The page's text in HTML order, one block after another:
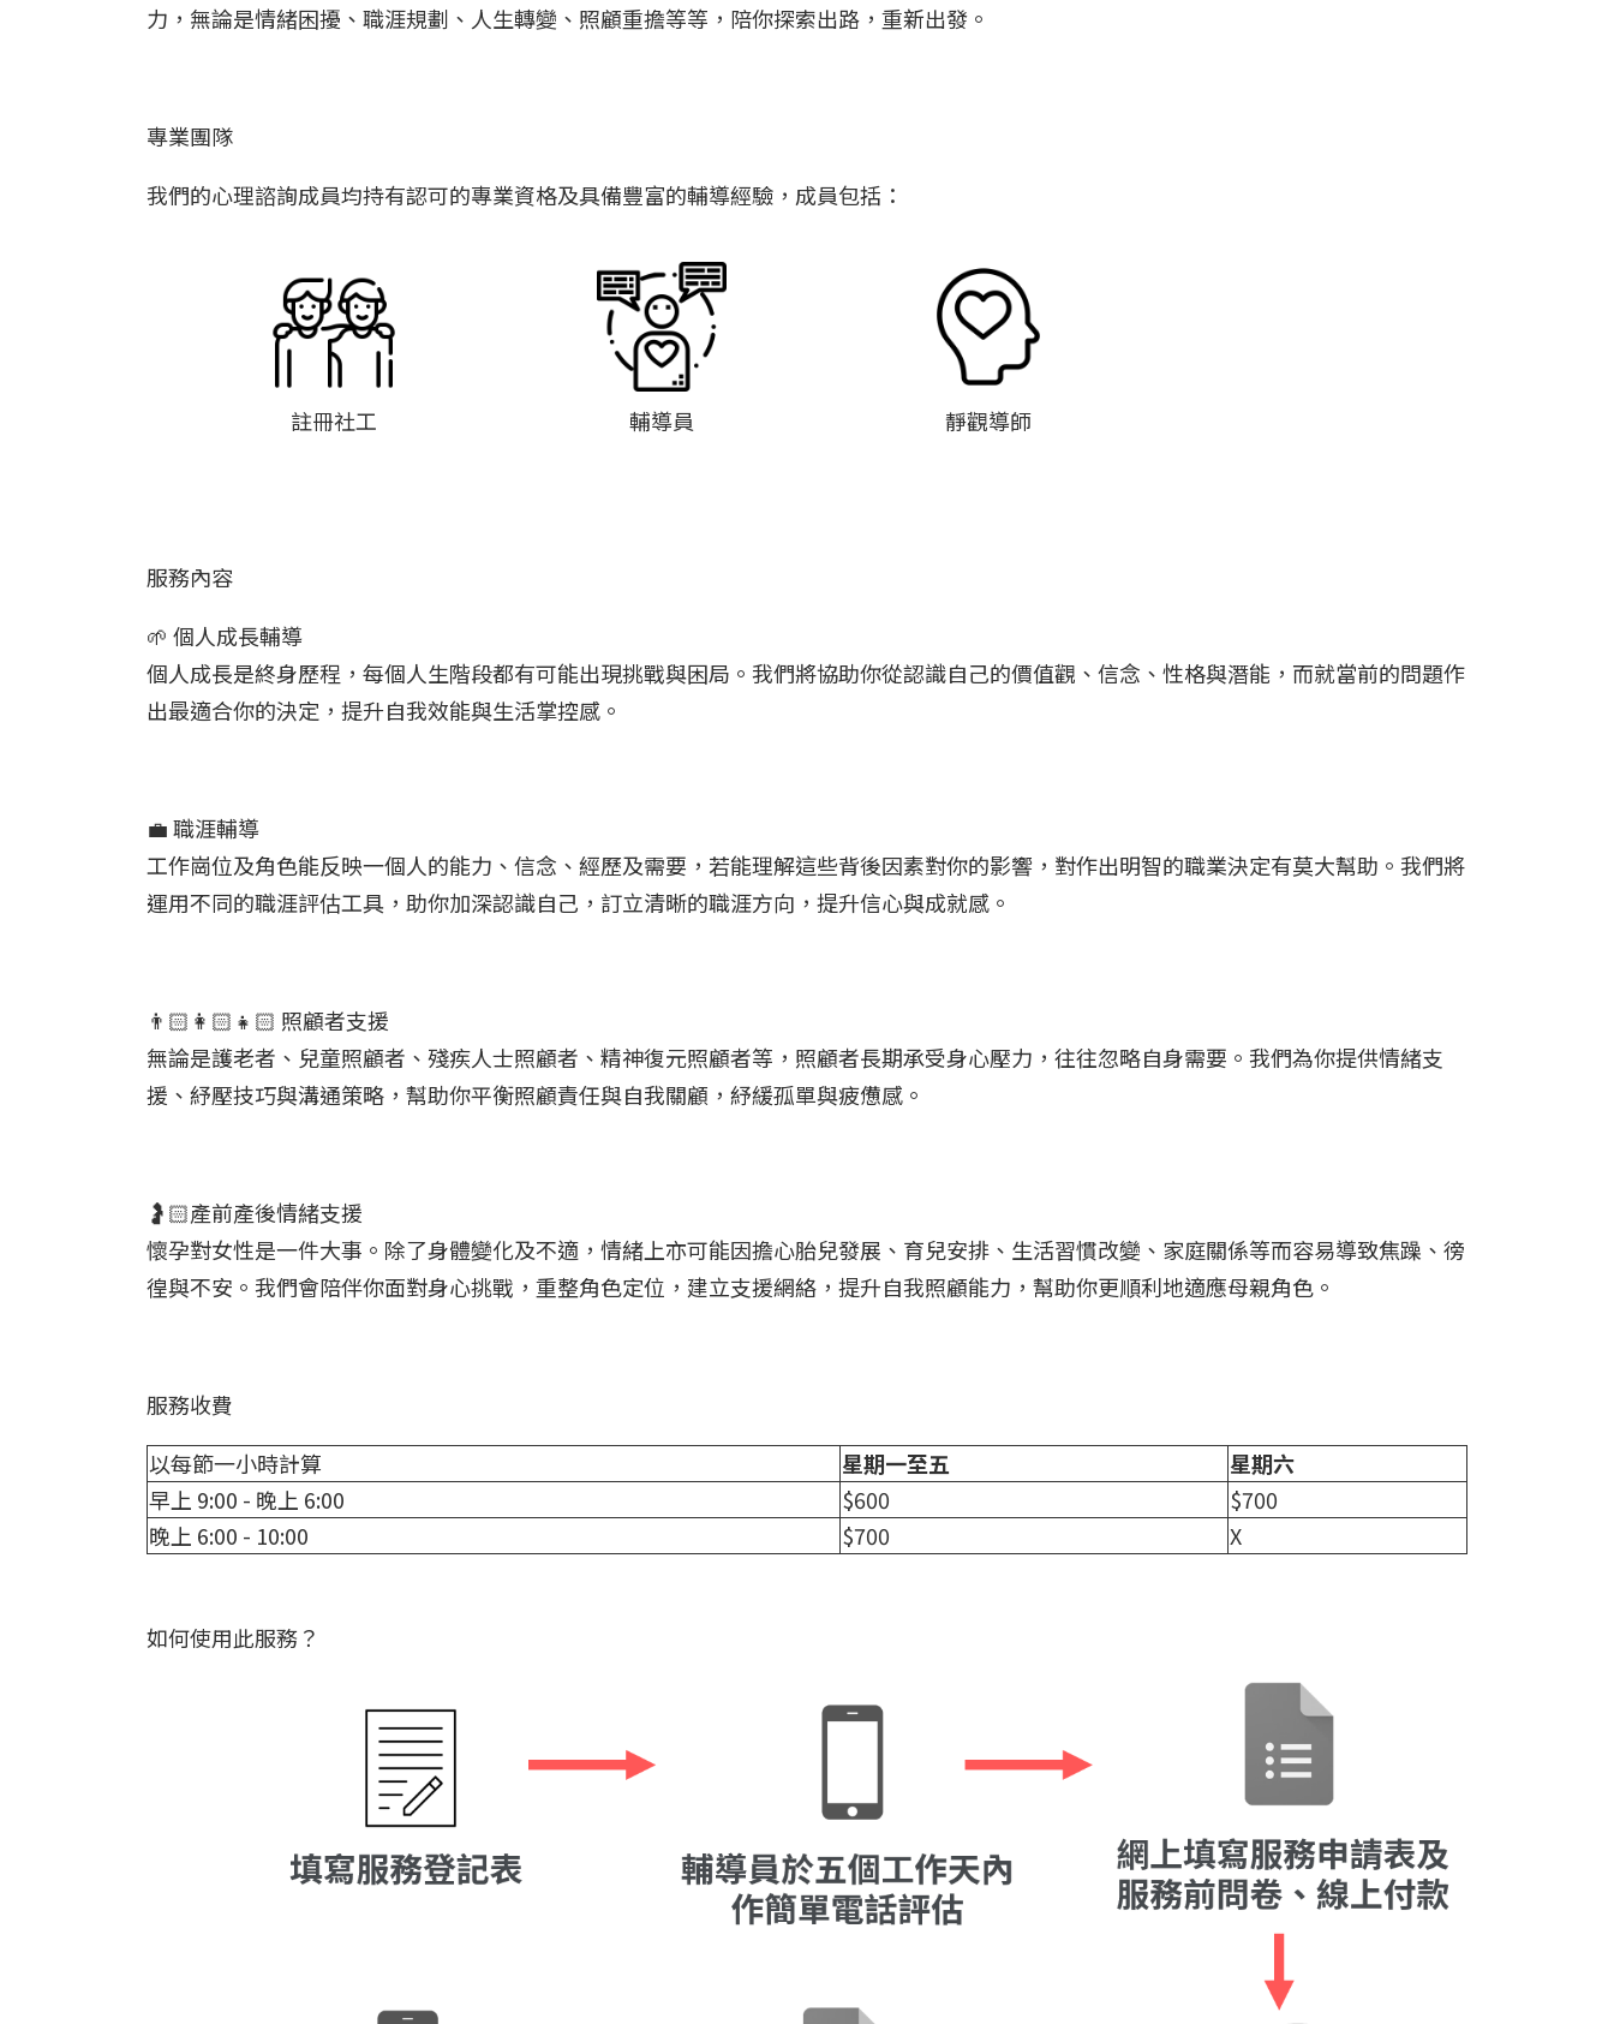
力，無論是情緒困擾、職涯規劃、人生轉變、照顧重擔等等，陪你探索出路，重新出發。
專業團隊
我們的心理諮詢成員均持有認可的專業資格及具備豐富的輔導經驗，成員包括：
註冊社工 輔導員 靜觀導師
服務內容
🌱 個人成長輔導
個人成長是終身歷程，每個人生階段都有可能出現挑戰與困局。我們將協助你從認識自己的價值觀、信念、性格與潛能，而就當前的問題作
出最適合你的決定，提升自我效能與生活掌控感。
💼 職涯輔導
工作崗位及角色能反映一個人的能力、信念、經歷及需要，若能理解這些背後因素對你的影響，對作出明智的職業決定有莫大幫助。我們將
運用不同的職涯評估工具，助你加深認識自己，訂立清晰的職涯方向，提升信心與成就感。
👨🏻‍👩🏻‍👧🏻 照顧者支援
無論是護老者、兒童照顧者、殘疾人士照顧者、精神復元照顧者等，照顧者長期承受身心壓力，往往忽略自身需要。我們為你提供情緒支
援、紓壓技巧與溝通策略，幫助你平衡照顧責任與自我關顧，紓緩孤單與疲憊感。
🤰🏻產前產後情緒支援
懷孕對女性是一件大事。除了身體變化及不適，情緒上亦可能因擔心胎兒發展、育兒安排、生活習慣改變、家庭關係等而容易導致焦躁、徬
徨與不安。我們會陪伴你面對身心挑戰，重整角色定位，建立支援網絡，提升自我照顧能力，幫助你更順利地適應母親角色。
服務收費
以每節一小時計算
星期一至五
星期六
早上 9:00 - 晚上 6:00
$600
$700
晚上 6:00 - 10:00
$700 X
如何使用此服務？